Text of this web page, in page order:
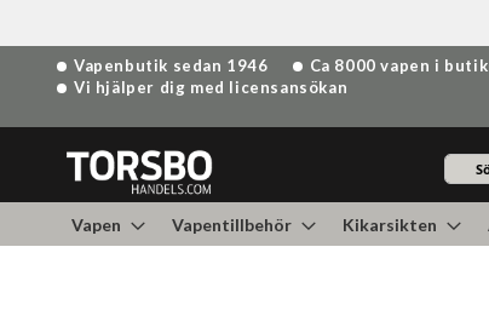
Hoppa
till
Vapenbutik sedan 1946
Ca 8000 vapen i
Vi hjälper dig med licensansökan
Vapen Vapentillbehör Kikarsikten